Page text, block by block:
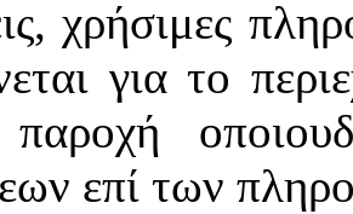
χρήσιμες
για το
επί των